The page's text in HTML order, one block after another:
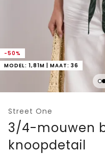
-50%
MODEL: 1,81M | MAAT: 36
Street One
3/4-mouwen
knoopdetail